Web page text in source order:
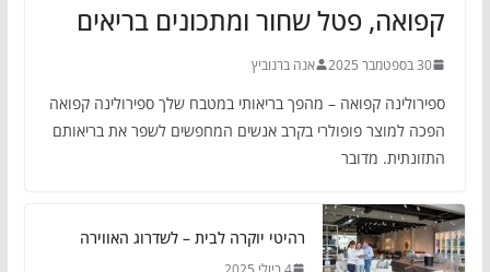
קפואה, פטל שחור ומתכונים בריאים
30 בספטמבר 2025 אנה ברנוביץ
ספירולינה קפואה – מהפך בריאותי במטבח שלך ספירולינה קפואה
הפכה למוצר פופולרי בקרב אנשים המחפשים לשפר את בריאותם
התזונתית. מדובר
רהיטי יוקרה לבית – לשדרוג האווירה